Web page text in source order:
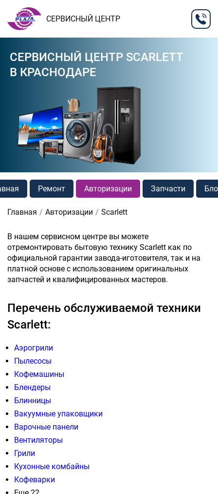
СЕРВИСНЫЙ ЦЕНТР
СЕРВИСНЫЙ ЦЕНТР SCARLETT
В КРАСНОДАРЕ
Ремонт Авторизации Запчасти
Главная Авторизации Scarlett
В нашем сервисном центре вы можете
отремонтировать бытовую технику Scarlett как по
официальной гарантии завода-иготовителя, так и на
платной основе с использованием оригинальных
запчастей и квалифицированных мастеров.
Перечень обслуживаемой техники
Scarlett:
Аэрогрили
Пылесосы
Кофемашины
Блендеры
Блинницы
Вакуумные упаковщики
Варочные панели
Вентиляторы
Грили
Кухонные комбайны
Кофеварки